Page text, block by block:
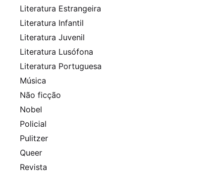
Literatura Estrangeira
Literatura Infantil
Literatura Juvenil
Literatura Lusófona
Literatura Portuguesa
Música
Não ficção
Nobel
Policial
Pulitzer
Queer
Revista